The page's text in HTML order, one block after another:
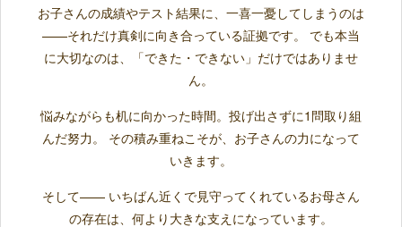
お子さんの成績やテスト結果に、一喜一憂してしまうのは
——それだけ真剣に向き合っている証拠です。 でも本当
に大切なのは、「できた・できない」だけではありませ
ん。
悩みながらも机に向かった時間。投げ出さずに1問取り組
んだ努力。 その積み重ねこそが、お子さんの力になって
いきます。
そして—— いちばん近くで見守ってくれているお母さん
の存在は、何より大きな支えになっています。